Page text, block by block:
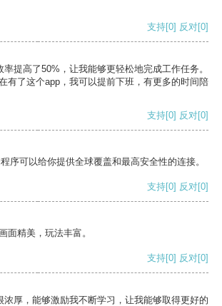
支持[0] 反对[0]
提高了50%，让我能够更轻松地完成工作任务。
有了这个app，我可以提前下班，有更多的时间陪
支持[0] 反对[0]
序可以给你提供全球覆盖和最高安全性的连接。
支持[0] 反对[0]
面精美，玩法丰富。
支持[0] 反对[0]
浓厚，能够激励我不断学习，让我能够取得更好的